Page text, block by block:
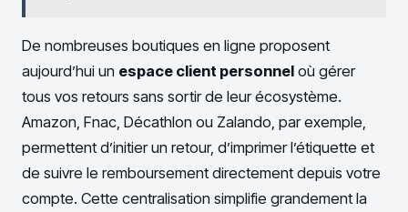
De nombreuses boutiques en ligne proposent
aujourd’hui un espace client personnel où gérer
tous vos retours sans sortir de leur écosystème.
Amazon, Fnac, Décathlon ou Zalando, par exemple,
permettent d’initier un retour, d’imprimer l’étiquette et
de suivre le remboursement directement depuis votre
compte. Cette centralisation simplifie grandement la